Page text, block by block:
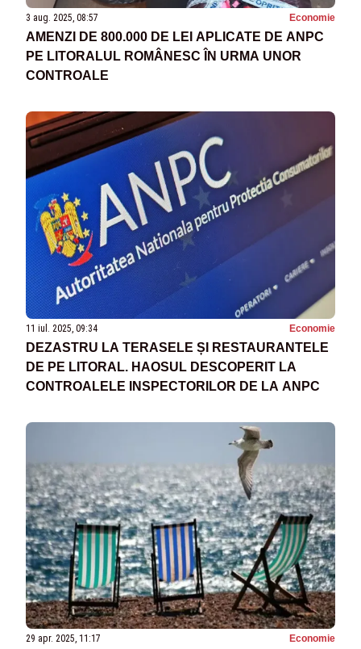
3 aug. 2025, 08:57 Economie
AMENZI DE 800.000 DE LEI APLICATE DE ANPC
PE LITORALUL ROMÂNESC ÎN URMA UNOR
CONTROALE
11 iul. 2025, 09:34 Economie
DEZASTRU LA TERASELE ȘI RESTAURANTELE
DE PE LITORAL. HAOSUL DESCOPERIT LA
CONTROALELE INSPECTORILOR DE LA ANPC
29 apr. 2025, 11:17 Economie